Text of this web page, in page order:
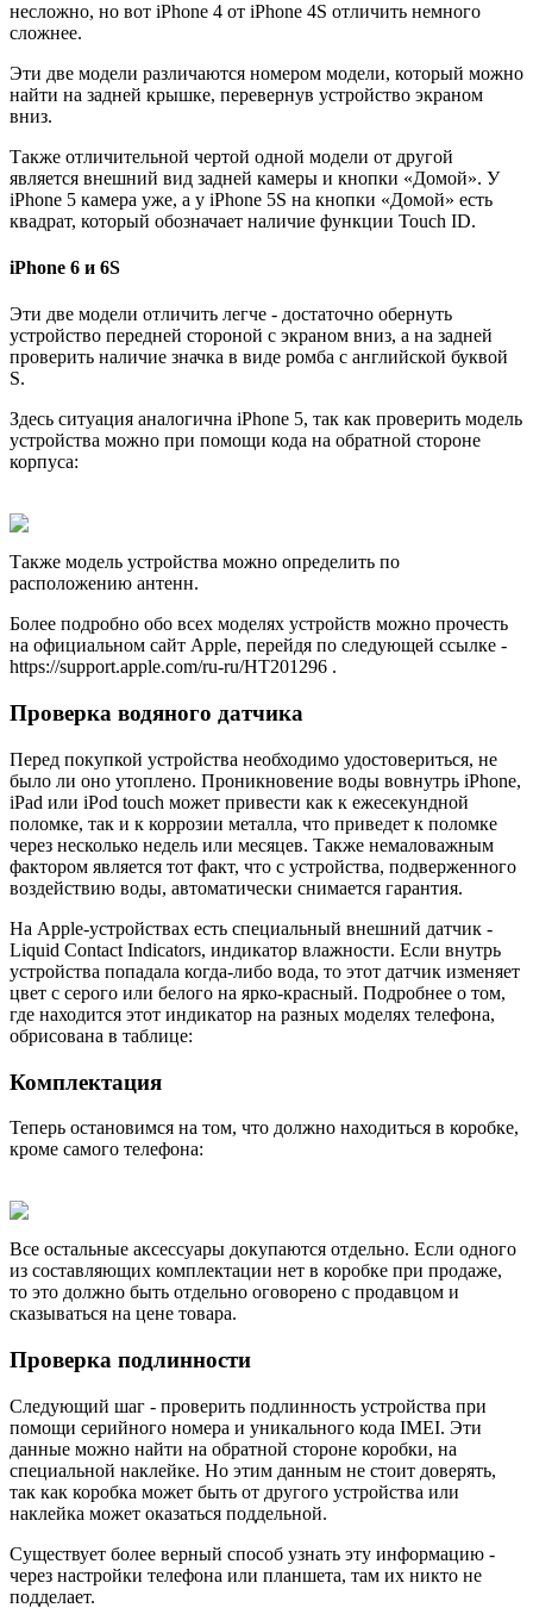
несложно, но вот iPhone 4 от iPhone 4S отличить немного
сложнее.
Эти две модели различаются номером модели, который можно
найти на задней крышке, перевернув устройство экраном
вниз.
Также отличительной чертой одной модели от другой
является внешний вид задней камеры и кнопки «Домой». У
iPhone 5 камера уже, а у iPhone 5S на кнопки «Домой» есть
квадрат, который обозначает наличие функции Touch ID.
iPhone 6 и 6S
Эти две модели отличить легче - достаточно обернуть
устройство передней стороной с экраном вниз, а на задней
проверить наличие значка в виде ромба с английской буквой
S.
Здесь ситуация аналогична iPhone 5, так как проверить модель
устройства можно при помощи кода на обратной стороне
корпуса:
Также модель устройства можно определить по
расположению антенн.
Более подробно обо всех моделях устройств можно прочесть
на официальном сайт Apple, перейдя по следующей ссылке -
https://support.apple.com/ru-ru/HT201296 .
Проверка водяного датчика
Перед покупкой устройства необходимо удостовериться, не
было ли оно утоплено. Проникновение воды вовнутрь iPhone,
iPad или iPod touch может привести как к ежесекундной
поломке, так и к коррозии металла, что приведет к поломке
через несколько недель или месяцев. Также немаловажным
фактором является тот факт, что с устройства, подверженного
воздействию воды, автоматически снимается гарантия.
На Apple-устройствах есть специальный внешний датчик -
Liquid Contact Indicators, индикатор влажности. Если внутрь
устройства попадала когда-либо вода, то этот датчик изменяет
цвет с серого или белого на ярко-красный. Подробнее о том,
где находится этот индикатор на разных моделях телефона,
обрисована в таблице:
Комплектация
Теперь остановимся на том, что должно находиться в коробке,
кроме самого телефона:
Все остальные аксессуары докупаются отдельно. Если одного
из составляющих комплектации нет в коробке при продаже,
то это должно быть отдельно оговорено с продавцом и
сказываться на цене товара.
Проверка подлинности
Следующий шаг - проверить подлинность устройства при
помощи серийного номера и уникального кода IMEI. Эти
данные можно найти на обратной стороне коробки, на
специальной наклейке. Но этим данным не стоит доверять,
так как коробка может быть от другого устройства или
наклейка может оказаться поддельной.
Существует более верный способ узнать эту информацию -
через настройки телефона или планшета, там их никто не
подделает.